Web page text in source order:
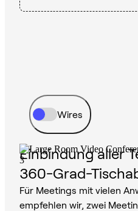
Wires
Einbindung aller
360-Grad-
Für Meetings mit vielen
empfehlen wir, zwei